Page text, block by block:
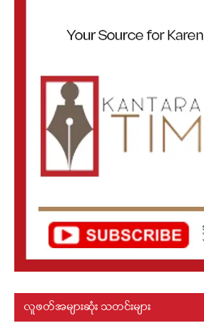
လူဖတ်အများဆုံး သတင်းများ